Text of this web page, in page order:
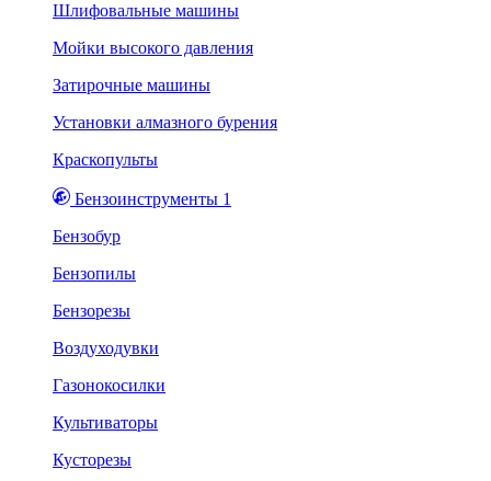
Шлифовальные машины
Мойки высокого давления
Затирочные машины
Установки алмазного бурения
Краскопульты
Бензоинструменты 1
Бензобур
Бензопилы
Бензорезы
Воздуходувки
Газонокосилки
Культиваторы
Кусторезы